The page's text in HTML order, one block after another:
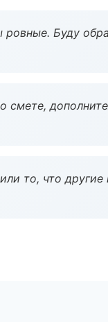
ровные. Буду
то, что другие